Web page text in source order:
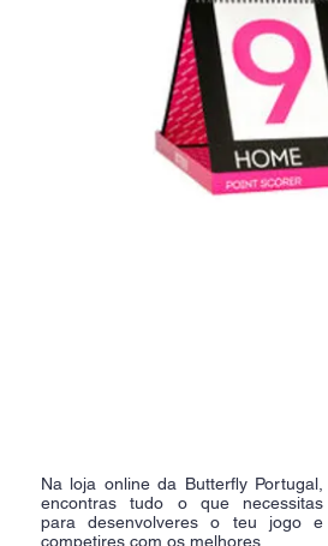
Na loja online da Butterfly Portugal,
encontras tudo o que necessitas
para desenvolveres o teu jogo e
competires com os melhores.